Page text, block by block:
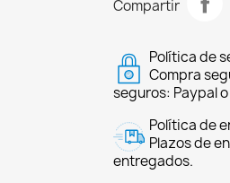
Compartir
Política de
Compra
seguros: Paypal
Política de
Plazos de
entregados.